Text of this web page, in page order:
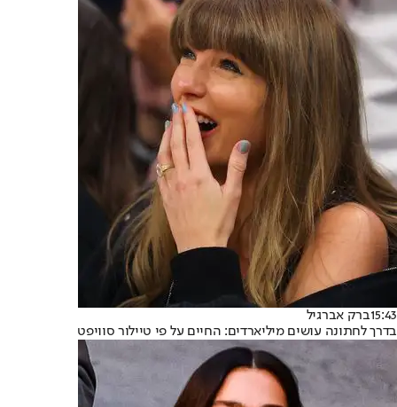
15:43ברק אברגיל
בדרך לחתונה עושים מיליארדים: החיים על פי טיילור סוויפט